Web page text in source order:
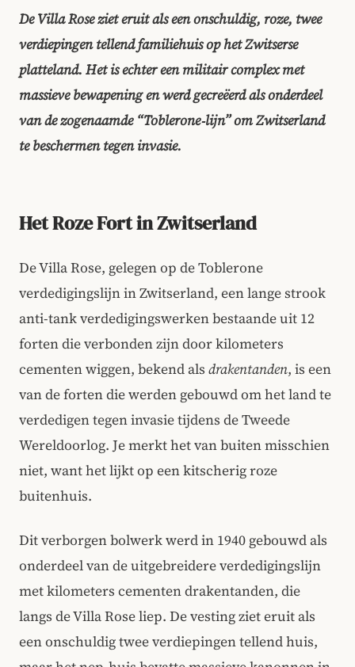
De Villa Rose ziet eruit als een onschuldig, roze, twee
verdiepingen tellend familiehuis op het Zwitserse
platteland. Het is echter een militair complex met
massieve bewapening en werd gecreëerd als onderdeel
van de zogenaamde “Toblerone‑lijn” om Zwitserland
te beschermen tegen invasie.
Het Roze Fort in Zwitserland
De Villa Rose, gelegen op de Toblerone
verdedigingslijn in Zwitserland, een lange strook
anti-tank verdedigingswerken bestaande uit 12
forten die verbonden zijn door kilometers
cementen wiggen, bekend als draken­tanden, is een
van de forten die werden gebouwd om het land te
verdedigen tegen invasie tijdens de Tweede
Wereldoorlog. Je merkt het van buiten misschien
niet, want het lijkt op een kitscherig roze
buitenhuis.
Dit verborgen bolwerk werd in 1940 gebouwd als
onderdeel van de uitgebreidere verdedigingslijn
met kilometers cementen draken­tanden, die
langs de Villa Rose liep. De vesting ziet eruit als
een onschuldig twee verdiepingen tellend huis,